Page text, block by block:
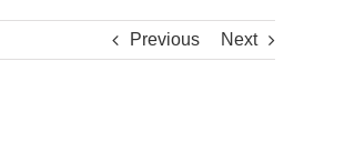
Previous Next